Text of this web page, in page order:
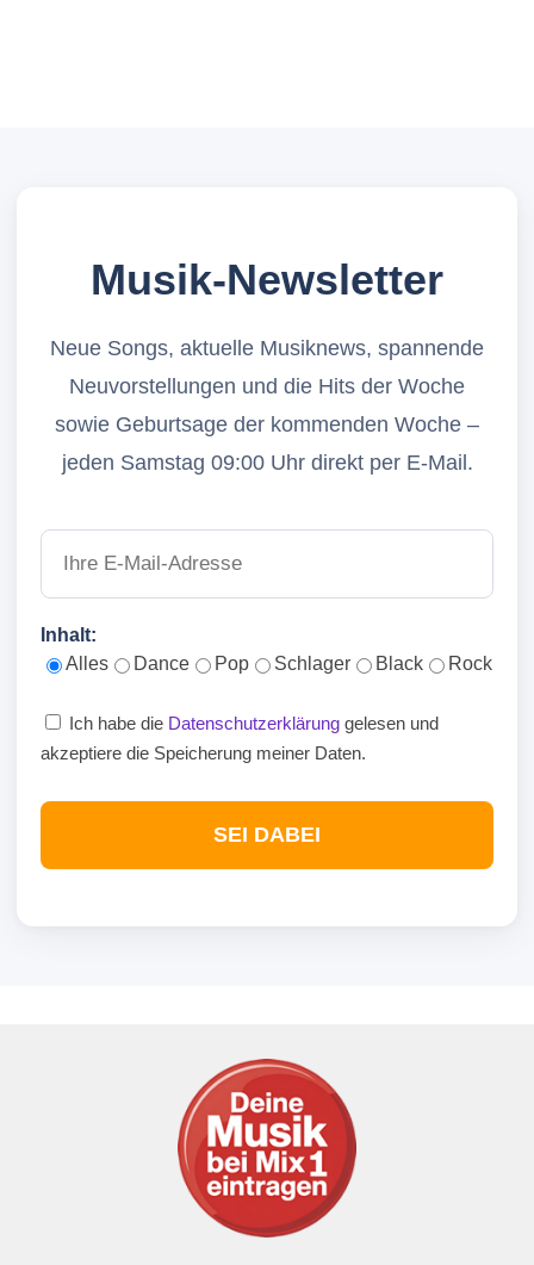
Musik-Newsletter
Neue Songs, aktuelle Musiknews, spannende
Neuvorstellungen und die Hits der Woche
sowie Geburtsage der kommenden Woche –
jeden Samstag 09:00 Uhr direkt per E-Mail.
Inhalt:
Alles
Dance Pop Schlager Black Rock
Ich habe die Datenschutzerklärung gelesen und
akzeptiere die Speicherung meiner Daten.
SEI DABEI